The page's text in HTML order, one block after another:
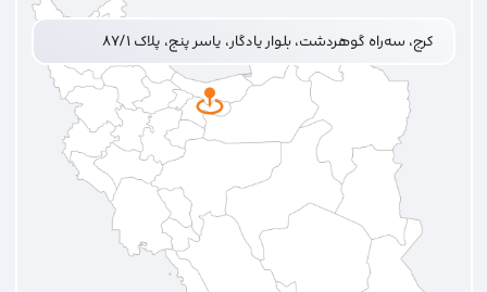
کرج، سه‌راه گوهردشت، بلوار یادگار، یاسر پنج، پلاک ۸۷/۱